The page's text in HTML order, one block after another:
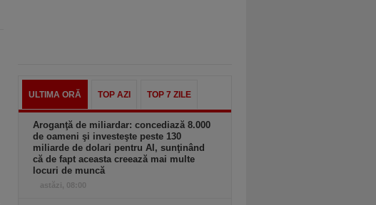
ULTIMA ORĂ TOP AZI TOP 7 ZILE
Aroganţă de miliardar: concediază 8.000
de oameni şi investeşte peste 130
miliarde de dolari pentru AI, sunţinând
că de fapt aceasta creează mai multe
locuri de muncă
astăzi, 08:00